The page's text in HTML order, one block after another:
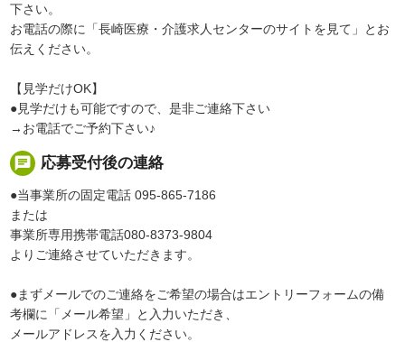
下さい。
お電話の際に「長崎医療・介護求人センターのサイトを見て」とお
伝えください。
【見学だけOK】
●見学だけも可能ですので、是非ご連絡下さい
→お電話でご予約下さい♪
chat 応募受付後の連絡
●当事業所の固定電話 095-865-7186
または
事業所専用携帯電話080-8373-9804
よりご連絡させていただきます。
●まずメールでのご連絡をご希望の場合はエントリーフォームの備
考欄に「メール希望」と入力いただき、
メールアドレスを入力ください。